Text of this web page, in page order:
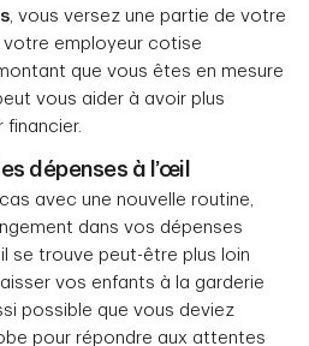
, vous versez une partie de votre
votre employeur cotise
que vous êtes en mesure
vous aider à avoir plus
financier.
dépenses à l’œil
avec une nouvelle routine,
dans vos dépenses
se trouve peut-être plus loin
vos enfants à la garderie
possible que vous deviez
pour répondre aux attentes